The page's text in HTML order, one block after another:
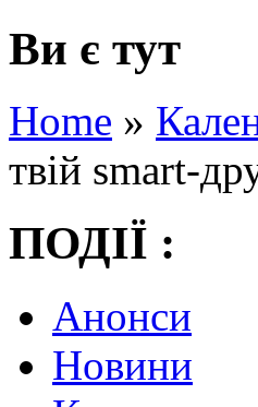
Ви є тут
Home »
твій smart-
ПОДІЇ :
Анонси
Новини